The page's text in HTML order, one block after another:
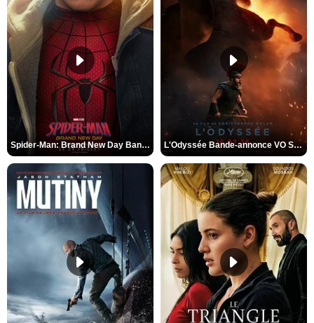
Spider-Man: Brand New Day Bande-annonce VO STFR L'Odyssée Bande-annonce VO STFR